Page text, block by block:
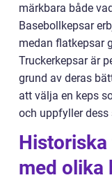
märkbara både
Basebollkepsar
medan flatkepsar
Truckerkepsar är
grund av deras
att välja en keps
och uppfyller dess
med olika